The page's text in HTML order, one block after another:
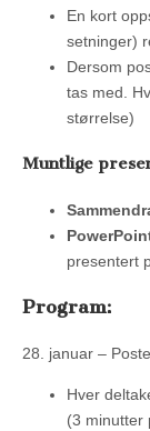
En kort
setninger)
Dersom
tas med.
størrelse)
Muntlige
presentert
Program:
28. januar –
Hver
(3 minutter